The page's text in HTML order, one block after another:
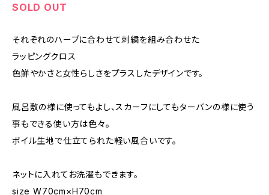
SOLD OUT
それぞれのハーブに合わせて刺繍を組み合わせた
ラッピングクロス
色鮮やかさと女性らしさをプラスしたデザインです。
風呂敷の様に使ってもよし、スカーフにしてもターバンの様に使う
事もできる使い方は色々。
ボイル生地で仕立てられた軽い風合いです。
ネットに入れてお洗濯もできます。
size W70cm×H70cm